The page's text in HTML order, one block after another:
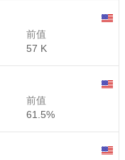
前值
57 K
前值
61.5%